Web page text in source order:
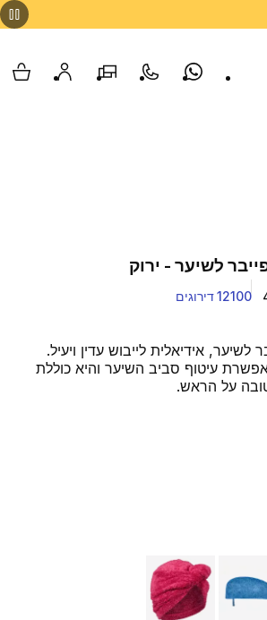
Whatsappצור קשרהסניפים שלנוהחשבון שלי
לשיער - ירוק
12100 דירוגים
לשיער, אידיאלית לייבוש עדין ויעיל.
עיטוף סביב השיער והיא כוללת
על הראש.